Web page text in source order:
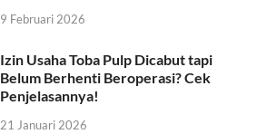
9 Februari 2026
Izin Usaha Toba Pulp Dicabut tapi
Belum Berhenti Beroperasi? Cek
Penjelasannya!
21 Januari 2026